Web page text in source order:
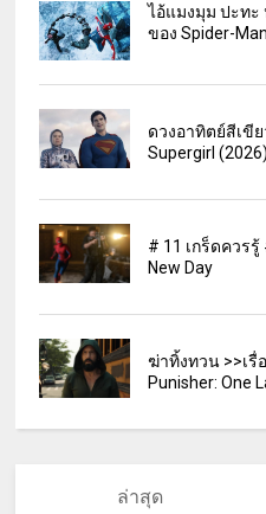
ไอ้แมงมุม ปะทะ
ของ Spider-
ดวงอาทิตย์สีเขี
Supergirl
# 11 เกร็ดควรรู้
New Day
ฆ่าทิ้งทวน >>เรื่
Punisher: One
ล่าสุด